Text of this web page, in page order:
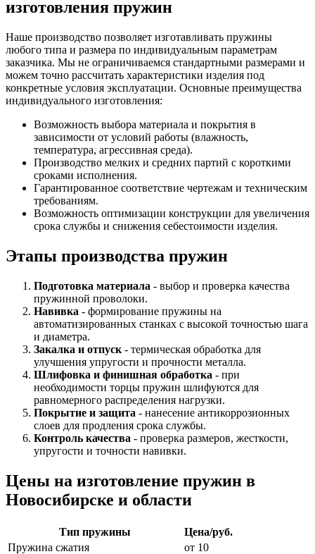
изготовления пружин
Наше производство позволяет изготавливать пружины
любого типа и размера по индивидуальным параметрам
заказчика. Мы не ограничиваемся стандартными размерами и
можем точно рассчитать характеристики изделия под
конкретные условия эксплуатации. Основные преимущества
индивидуального изготовления:
Возможность выбора материала и покрытия в
зависимости от условий работы (влажность,
температура, агрессивная среда).
Производство мелких и средних партий с короткими
сроками исполнения.
Гарантированное соответствие чертежам и техническим
требованиям.
Возможность оптимизации конструкции для увеличения
срока службы и снижения себестоимости изделия.
Этапы производства пружин
Подготовка материала - выбор и проверка качества
пружинной проволоки.
Навивка - формирование пружины на
автоматизированных станках с высокой точностью шага
и диаметра.
Закалка и отпуск - термическая обработка для
улучшения упругости и прочности металла.
Шлифовка и финишная обработка - при
необходимости торцы пружин шлифуются для
равномерного распределения нагрузки.
Покрытие и защита - нанесение антикоррозионных
слоев для продления срока службы.
Контроль качества - проверка размеров, жесткости,
упругости и точности навивки.
Цены на изготовление пружин в
Новосибирске и области
Тип пружины
Цена/руб.
Пружина сжатия
от 10